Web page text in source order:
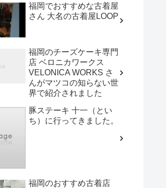
福岡でおすすめな古着屋
さん 大名の古着屋LOOP
福岡のチーズケーキ専門
店 ベロニカワークス
VELONICA WORKS さ
んがマツコの知らない世
界で紹介されました
豚ステーキ 十一（とい
ち）に行ってきました。
福岡のおすすめ古着店